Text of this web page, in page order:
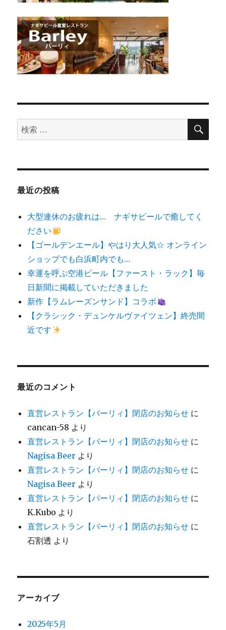
検
索
象:
検
最近の投稿
大型連休のお疲れは… ナギサビールで癒してく
ださい
【ゴールデンエール】やはり大人気☆ オンライン
ショップでも白浜町内でも…
幸運を呼ぶ空港ビール【ファースト・ラック】毎
日新聞に掲載していただきました
新作【ラムレーズンサンド】コラボ
【クラシック・デュンケルヴァイツェン】終売間
近です
最近のコメント
直営レストラン【バーリィ】閉店のお知らせ に
cancan-58 より
直営レストラン【バーリィ】閉店のお知らせ に
Nagisa Beer より
直営レストラン【バーリィ】閉店のお知らせ に
Nagisa Beer より
直営レストラン【バーリィ】閉店のお知らせ に
K.Kubo より
直営レストラン【バーリィ】閉店のお知らせ に
石割透 より
アーカイブ
2025年5月